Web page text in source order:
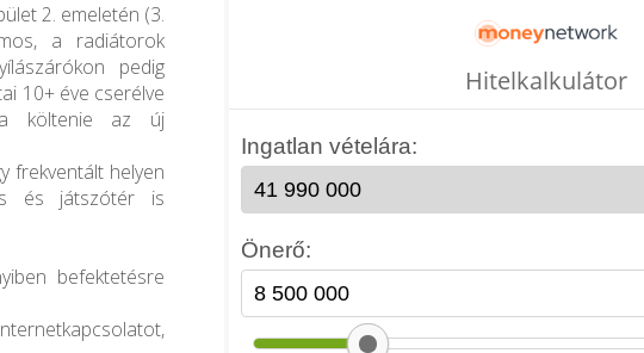
2. emeletén (3.
a radiátorok
pedig
10+ éve cserélve
költenie az új
frekventált helyen
és játszótér is
befektetésre